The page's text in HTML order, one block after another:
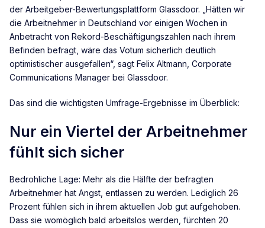
der Arbeitgeber-Bewertungsplattform Glassdoor. „Hätten wir
die Arbeitnehmer in Deutschland vor einigen Wochen in
Anbetracht von Rekord-Beschäftigungszahlen nach ihrem
Befinden befragt, wäre das Votum sicherlich deutlich
optimistischer ausgefallen“, sagt Felix Altmann, Corporate
Communications Manager bei Glassdoor.
Das sind die wichtigsten Umfrage-Ergebnisse im Überblick:
Nur ein Viertel der Arbeitnehmer
fühlt sich sicher
Bedrohliche Lage: Mehr als die Hälfte der befragten
Arbeitnehmer hat Angst, entlassen zu werden. Lediglich 26
Prozent fühlen sich in ihrem aktuellen Job gut aufgehoben.
Dass sie womöglich bald arbeitslos werden, fürchten 20